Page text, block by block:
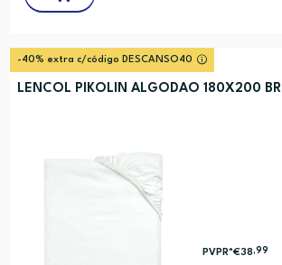
-40% extra c/código DESCANSO40
LENCOL PIKOLIN ALGODAO 180X200 BR
PVPR*€38,99